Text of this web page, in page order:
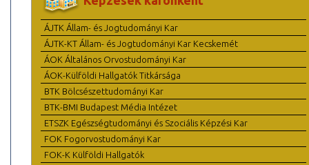
ÁJTK Állam- és Jogtudományi Kar
ÁJTK-KT Állam- és Jogtudományi Kar Kecskemét
ÁOK Általános Orvostudományi Kar
ÁOK-Külföldi Hallgatók Titkársága
BTK Bölcsészettudományi Kar
BTK-BMI Budapest Média Intézet
ETSZK Egészségtudományi és Szociális Képzési Kar
FOK Fogorvostudományi Kar
FOK-K Külföldi Hallgatók